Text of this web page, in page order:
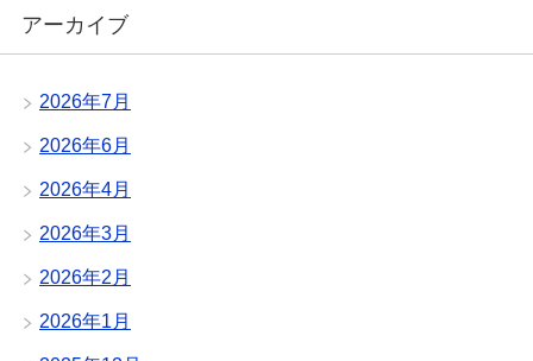
アーカイブ
2026年7月
2026年6月
2026年4月
2026年3月
2026年2月
2026年1月